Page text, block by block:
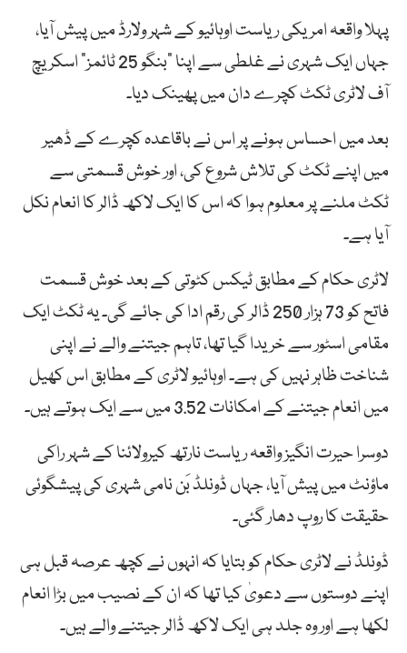
پہلا واقعہ امریکی ریاست اوہائیو کے شہر ولارڈ میں پیش آیا،
جہاں ایک شہری نے غلطی سے اپنا “بنگو 25 ٹائمز” اسکریچ
آف لاٹری ٹکٹ کچرے دان میں پھینک دیا۔
بعد میں احساس ہونے پر اس نے باقاعدہ کچرے کے ڈھیر
میں اپنے ٹکٹ کی تلاش شروع کی، اور خوش قسمتی سے
ٹکٹ ملنے پر معلوم ہوا کہ اس کا ایک لاکھ ڈالر کا انعام نکل
آیا ہے۔
لاٹری حکام کے مطابق ٹیکس کٹوتی کے بعد خوش قسمت
فاتح کو 73 ہزار 250 ڈالر کی رقم ادا کی جائے گی۔ یہ ٹکٹ ایک
مقامی اسٹور سے خریدا گیا تھا، تاہم جیتنے والے نے اپنی
شناخت ظاہر نہیں کی ہے۔ اوہائیو لاٹری کے مطابق اس کھیل
میں انعام جیتنے کے امکانات 3.52 میں سے ایک ہوتے ہیں۔
دوسرا حیرت انگیز واقعہ ریاست نارتھ کیرولائنا کے شہر راکی
ماؤنٹ میں پیش آیا، جہاں ڈونلڈ بَن نامی شہری کی پیشگوئی
حقیقت کا روپ دھار گئی۔
ڈونلڈ نے لاٹری حکام کو بتایا کہ انہوں نے کچھ عرصہ قبل ہی
اپنے دوستوں سے دعویٰ کیا تھا کہ ان کے نصیب میں بڑا انعام
لکھا ہے اور وہ جلد ہی ایک لاکھ ڈالر جیتنے والے ہیں۔